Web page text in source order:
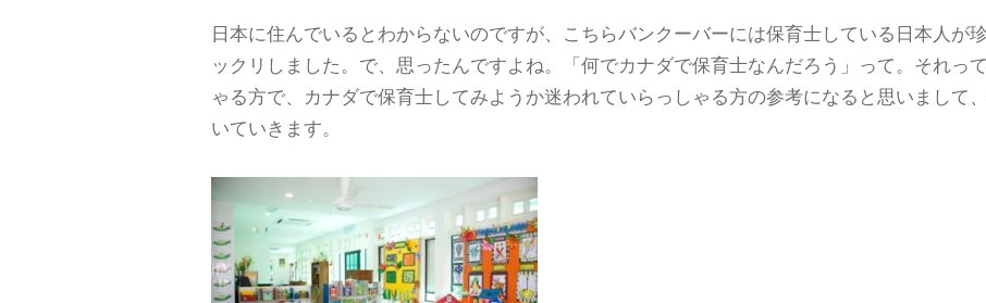
日本に住んでいるとわからないのですが、こちらバンクーバーには保育士している日本人が
ックリしました。で、思ったんですよね。「何でカナダで保育士なんだろう」って。それっ
ゃる方で、カナダで保育士してみようか迷われていらっしゃる方の参考になると思いまして
いていきます。